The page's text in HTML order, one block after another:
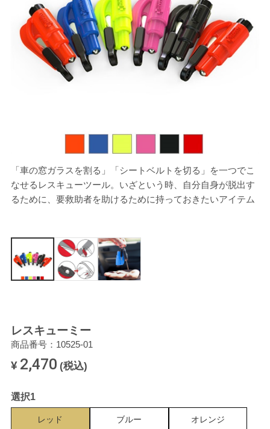
「車の窓ガラスを割る」「シートベルトを切る」を一つでこ
なせるレスキューツール。いざという時、自分自身が脱出す
るために、要救助者を助けるために持っておきたいアイテム
レスキューミー
商品番号：10525-01
¥ 2,470 (税込)
選択1
レッド ブルー オレンジ